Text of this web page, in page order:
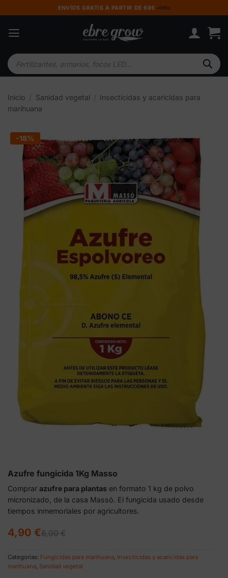
al
contenido
ENVÍOS GRATIS A PARTIR DE 69€ +info
Búsqueda
de
productos
Inicio Sanidad vegetal
Insecticidas y acaricidas para
marihuana
-18%
Azufre fungicida 1Kg Masso
Comprar azufre para plantas en formato 1 kg de polvo
micronizado, de la casa Massó. El fungicida usado desde
tiempos inmemoriales por agricultores.
6,00€
El
precio
era:
6,00 €.
4,90 €
El
precio
es:
4,90 €.
Categorías: Fungicidas para marihuana Insecticidas y acaricidas para
marihuana Sanidad vegetal